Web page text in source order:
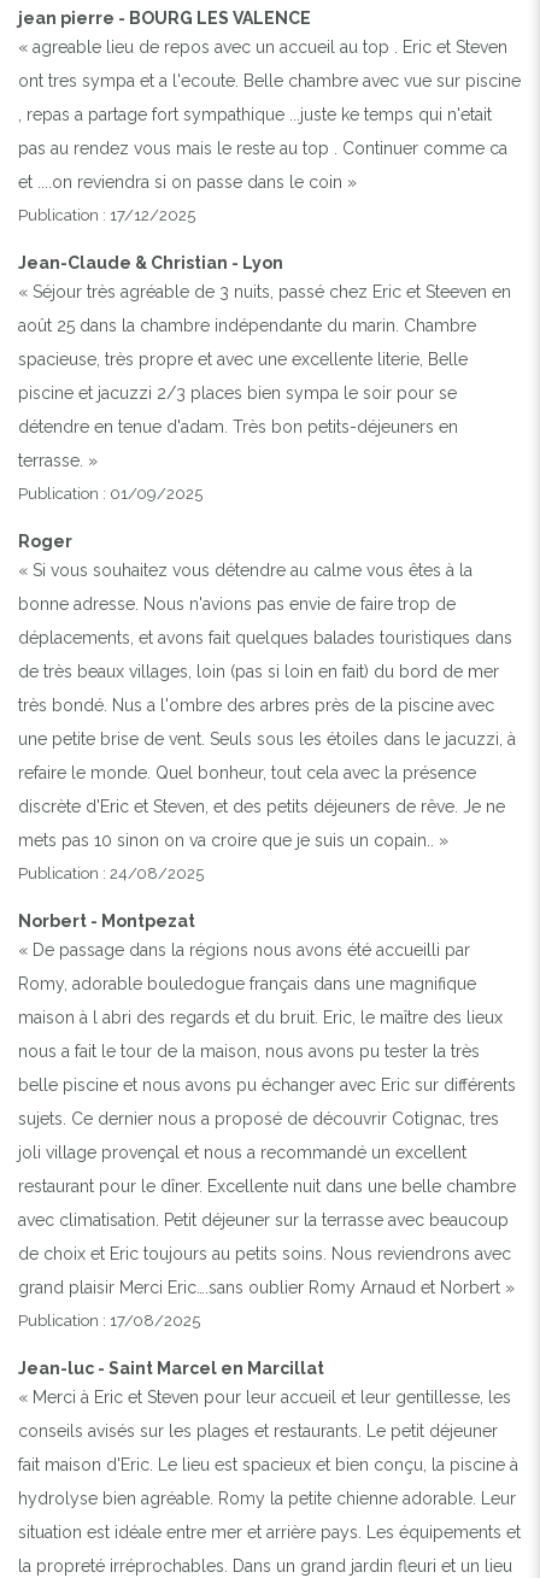
jean pierre - BOURG LES VALENCE
« agreable lieu de repos avec un accueil au top . Eric et Steven
ont tres sympa et a l'ecoute. Belle chambre avec vue sur piscine
, repas a partage fort sympathique ...juste ke temps qui n'etait
pas au rendez vous mais le reste au top . Continuer comme ca
et ....on reviendra si on passe dans le coin »
Publication : 17/12/2025
Jean-Claude & Christian - Lyon
« Séjour très agréable de 3 nuits, passé chez Eric et Steeven en
août 25 dans la chambre indépendante du marin. Chambre
spacieuse, très propre et avec une excellente literie, Belle
piscine et jacuzzi 2/3 places bien sympa le soir pour se
détendre en tenue d'adam. Très bon petits-déjeuners en
terrasse. »
Publication : 01/09/2025
Roger
« Si vous souhaitez vous détendre au calme vous êtes à la
bonne adresse. Nous n'avions pas envie de faire trop de
déplacements, et avons fait quelques balades touristiques dans
de très beaux villages, loin (pas si loin en fait) du bord de mer
très bondé. Nus a l'ombre des arbres près de la piscine avec
une petite brise de vent. Seuls sous les étoiles dans le jacuzzi, à
refaire le monde. Quel bonheur, tout cela avec la présence
discrète d'Eric et Steven, et des petits déjeuners de rêve. Je ne
mets pas 10 sinon on va croire que je suis un copain.. »
Publication : 24/08/2025
Norbert - Montpezat
« De passage dans la régions nous avons été accueilli par
Romy, adorable bouledogue français dans une magnifique
maison à l abri des regards et du bruit. Eric, le maître des lieux
nous a fait le tour de la maison, nous avons pu tester la très
belle piscine et nous avons pu échanger avec Eric sur différents
sujets. Ce dernier nous a proposé de découvrir Cotignac, tres
joli village provençal et nous a recommandé un excellent
restaurant pour le dîner. Excellente nuit dans une belle chambre
avec climatisation. Petit déjeuner sur la terrasse avec beaucoup
de choix et Eric toujours au petits soins. Nous reviendrons avec
grand plaisir Merci Eric….sans oublier Romy Arnaud et Norbert »
Publication : 17/08/2025
Jean-luc - Saint Marcel en Marcillat
« Merci à Eric et Steven pour leur accueil et leur gentillesse, les
conseils avisés sur les plages et restaurants. Le petit déjeuner
fait maison d'Eric. Le lieu est spacieux et bien conçu, la piscine à
hydrolyse bien agréable. Romy la petite chienne adorable. Leur
situation est idéale entre mer et arrière pays. Les équipements et
la propreté irréprochables. Dans un grand jardin fleuri et un lieu